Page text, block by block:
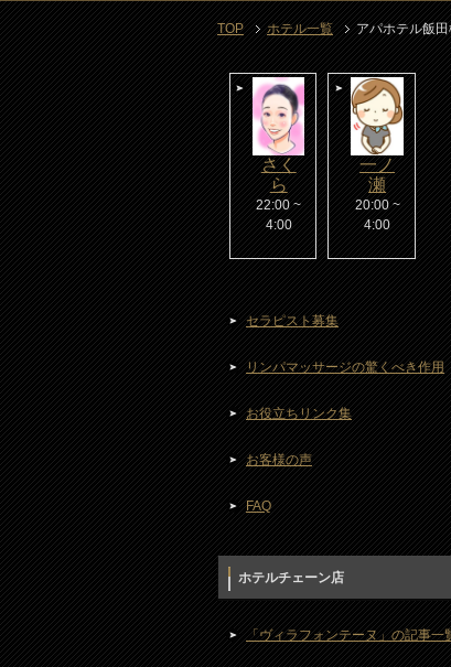
TOP ホテル一覧 アパホテル飯
さく
ら
22:00 ~
4:00
一ノ
瀬
20:00 ~
4:00
セラピスト募集
リンパマッサージの驚くべき作用
お役立ちリンク集
お客様の声
FAQ
ホテルチェーン店
「ヴィラフォンテーヌ」の記事一